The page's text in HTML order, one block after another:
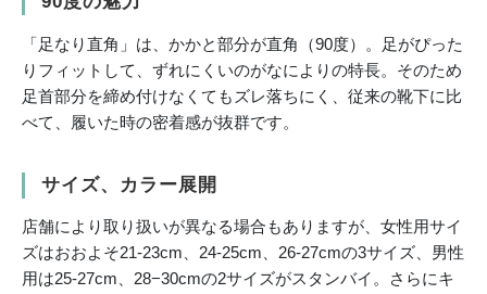
「足なり直角」は、かかと部分が直角（90度）。足がぴった
りフィットして、ずれにくいのがなによりの特長。そのため
足首部分を締め付けなくてもズレ落ちにく、従来の靴下に比
べて、履いた時の密着感が抜群です。
サイズ、カラー展開
店舗により取り扱いが異なる場合もありますが、女性用サイ
ズはおおよそ21-23cm、24-25cm、26-27cmの3サイズ、男性
用は25-27cm、28−30cmの2サイズがスタンバイ。さらにキ